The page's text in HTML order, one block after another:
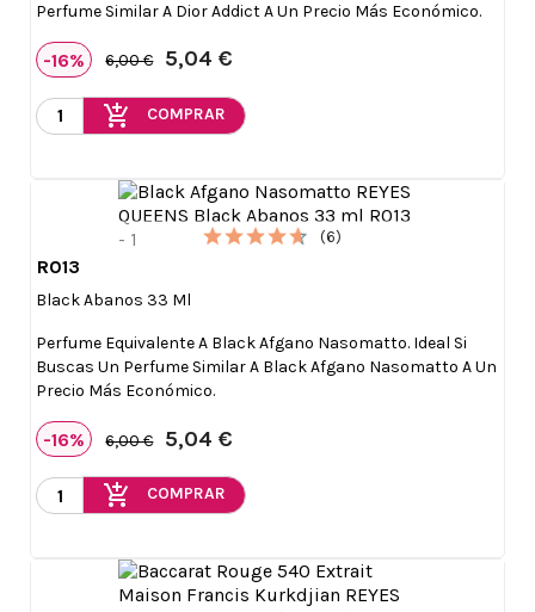
Perfume Similar A Dior Addict A Un Precio Más Económico.
-16% 6,00 € 5,04 €
add_shopping_cart COMPRAR
R013
Black Abanos 33 Ml
Perfume Equivalente A Black Afgano Nasomatto. Ideal Si
Buscas Un Perfume Similar A Black Afgano Nasomatto A Un
Precio Más Económico.
-16% 6,00 € 5,04 €
add_shopping_cart COMPRAR
(6)